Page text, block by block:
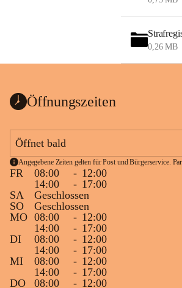
0,26 MB
Öffnungszeiten
Öffnet bald
Angegebene Zeiten gelten für Post und Bürgerservice.
FR 08:00 - 12:00
14:00
- 17:00
SA
Geschlossen
SO
Geschlossen
MO 08:00 - 12:00
14:00
- 17:00
DI
08:00 - 12:00
14:00
- 17:00
MI
08:00 - 12:00
14:00
- 17:00
DO
08:00 - 12:00